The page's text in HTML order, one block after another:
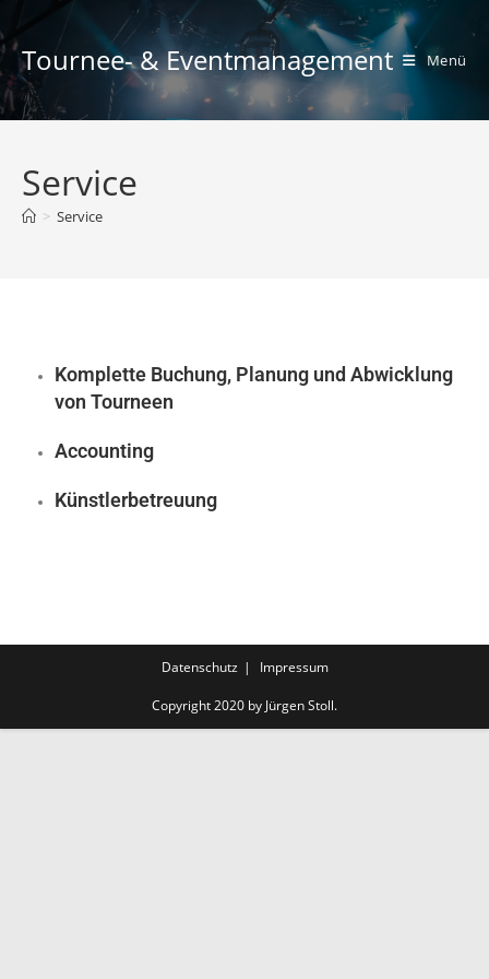
Tournee- & Eventmanagement Menü
Service
> Service
Komplette Buchung, Planung und Abwicklung
von Tourneen
Accounting
Künstlerbetreuung
Datenschutz Impressum
Copyright 2020 by Jürgen Stoll.